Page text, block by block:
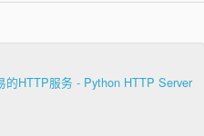
的HTTP服务 - Python HTTP Server